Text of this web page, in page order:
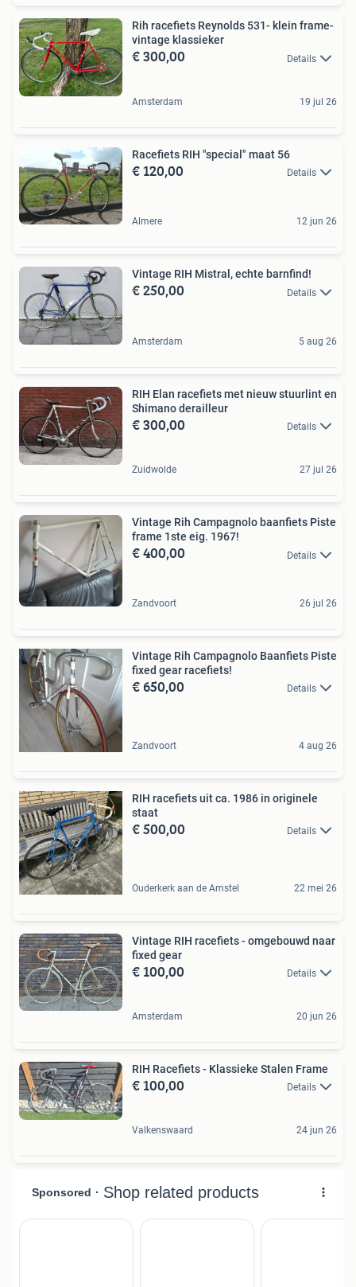
Rih racefiets Reynolds 531- klein frame-
vintage klassieker
€ 300,00 Details
Amsterdam 19 jul 26
Racefiets RIH "special" maat 56
€ 120,00 Details
Almere 12 jun 26
Vintage RIH Mistral, echte barnfind!
€ 250,00 Details
Amsterdam 5 aug 26
RIH Elan racefiets met nieuw stuurlint en
Shimano derailleur
€ 300,00 Details
Zuidwolde 27 jul 26
Vintage Rih Campagnolo baanfiets Piste
frame 1ste eig. 1967!
€ 400,00 Details
Zandvoort 26 jul 26
Vintage Rih Campagnolo Baanfiets Piste
fixed gear racefiets!
€ 650,00 Details
Zandvoort 4 aug 26
RIH racefiets uit ca. 1986 in originele
staat
€ 500,00 Details
Ouderkerk aan de Amstel 22 mei 26
Vintage RIH racefiets - omgebouwd naar
fixed gear
€ 100,00 Details
Amsterdam 20 jun 26
RIH Racefiets - Klassieke Stalen Frame
€ 100,00 Details
Valkenswaard 24 jun 26